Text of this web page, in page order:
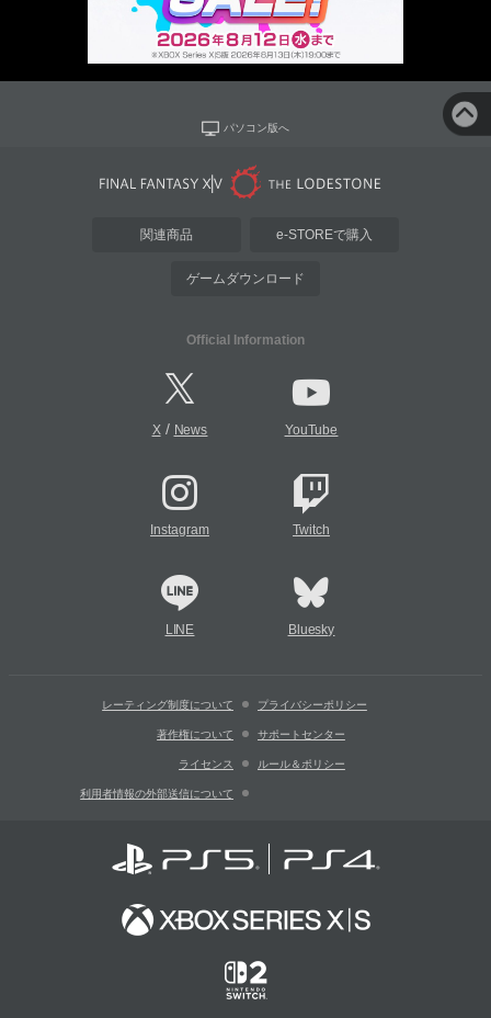
パソコン版へ
関連商品 e-STOREで購入
ゲームダウンロード
Official Information
X/ News YouTube
Instagram Twitch
LINE Bluesky
レーティング制度について プライバシーポリシー
著作権について サポートセンター
ライセンス ルール＆ポリシー
利用者情報の外部送信について